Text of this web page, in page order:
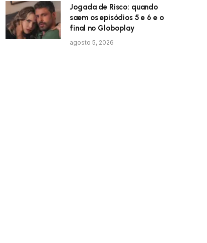
Jogada de Risco: quando
saem os episódios 5 e 6 e o
final no Globoplay
agosto 5, 2026